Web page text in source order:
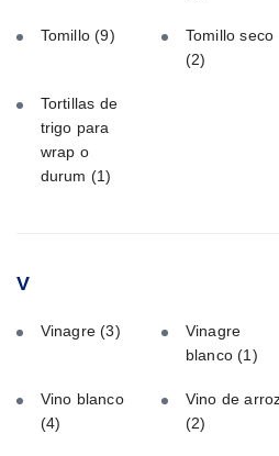
Tomillo(9)
Tomillo seco
(2)
Tortillas de
trigo para
wrap o
durum (1)
V
Vinagre(3)
Vinagre
blanco(1)
Vino blanco
(4)
Vino de
(2)